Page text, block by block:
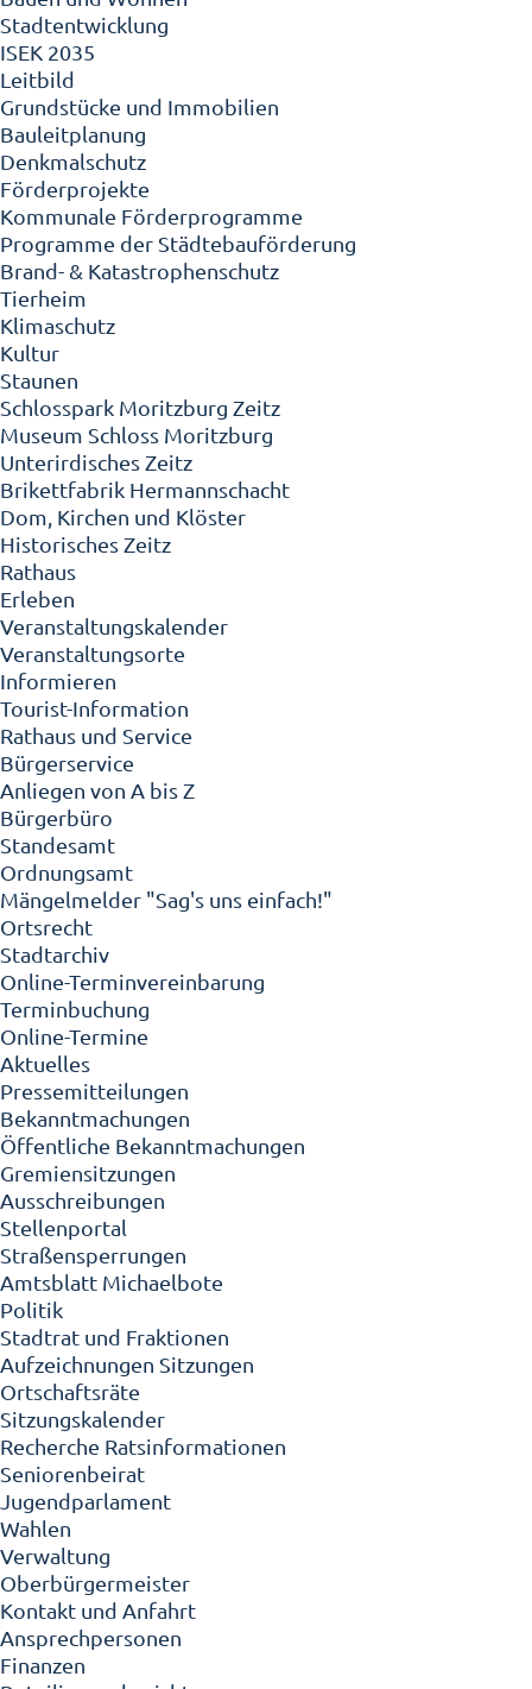
Stadtentwicklung
ISEK 2035
Leitbild
Grundstücke und Immobilien
Bauleitplanung
Denkmalschutz
Förderprojekte
Kommunale Förderprogramme
Programme der Städtebauförderung
Brand- & Katastrophenschutz
Tierheim
Klimaschutz
Kultur
Staunen
Schlosspark Moritzburg Zeitz
Museum Schloss Moritzburg
Unterirdisches Zeitz
Brikettfabrik Hermannschacht
Dom, Kirchen und Klöster
Historisches Zeitz
Rathaus
Erleben
Veranstaltungskalender
Veranstaltungsorte
Informieren
Tourist-Information
Rathaus und Service
Bürgerservice
Anliegen von A bis Z
Bürgerbüro
Standesamt
Ordnungsamt
Mängelmelder "Sag's uns einfach!"
Ortsrecht
Stadtarchiv
Online-Terminvereinbarung
Terminbuchung
Online-Termine
Aktuelles
Pressemitteilungen
Bekanntmachungen
Öffentliche Bekanntmachungen
Gremiensitzungen
Ausschreibungen
Stellenportal
Straßensperrungen
Amtsblatt Michaelbote
Politik
Stadtrat und Fraktionen
Aufzeichnungen Sitzungen
Ortschaftsräte
Sitzungskalender
Recherche Ratsinformationen
Seniorenbeirat
Jugendparlament
Wahlen
Verwaltung
Oberbürgermeister
Kontakt und Anfahrt
Ansprechpersonen
Finanzen